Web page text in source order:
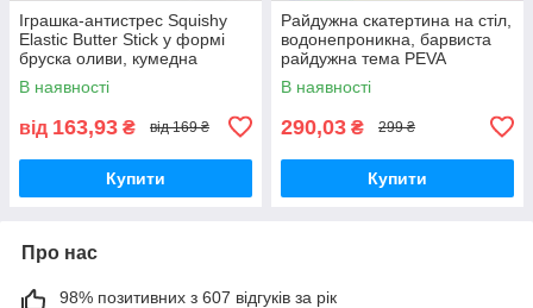
Іграшка-антистрес Squishy
Elastic Butter Stick у формі
бруска оливи, кумедна
іграшка для зняття напруги,
для зняття тривожності
В наявності
від 163,93 ₴ від 169 ₴
Купити
Райдужна скатертина на стіл,
водонепроникна, барвиста
райдужна тема PEVA
137х274 "Reinbow"
В наявності
290,03 ₴ 299 ₴
Купити
Про нас
98% позитивних з 607 відгуків за рік